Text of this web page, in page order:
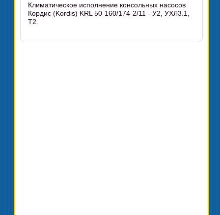
Климатическое исполнение консольных насосов
Кордис (Kordis) KRL 50-160/174-2/11 - У2, УХЛ3.1,
Т2.